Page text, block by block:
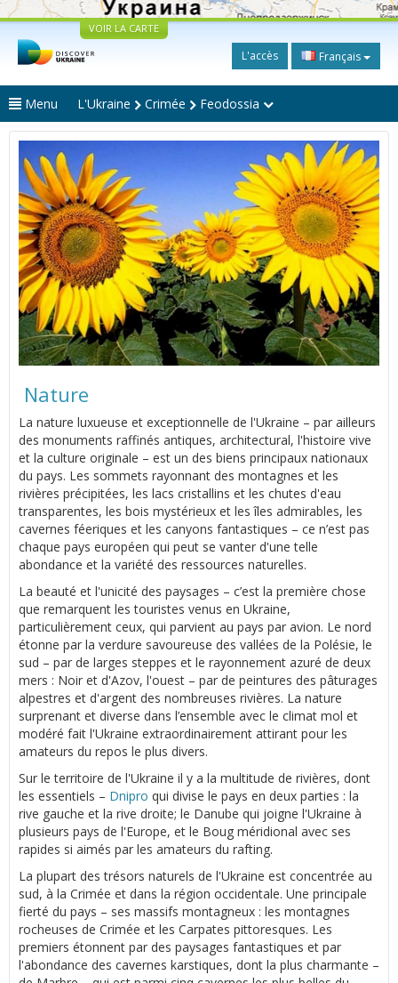
VOIR LA CARTE
L'accès Français
Menu L'Ukraine Crimée Feodossia
Nature
La nature luxueuse et exceptionnelle de l'Ukraine – par ailleurs
des monuments raffinés antiques, architectural, l'histoire vive
et la culture originale – est un des biens principaux nationaux
du pays. Les sommets rayonnant des montagnes et les
rivières précipitées, les lacs cristallins et les chutes d'eau
transparentes, les bois mystérieux et les îles admirables, les
cavernes féeriques et les canyons fantastiques – ce n’est pas
chaque pays européen qui peut se vanter d'une telle
abondance et la variété des ressources naturelles.
La beauté et l'unicité des paysages – c’est la première chose
que remarquent les touristes venus en Ukraine,
particulièrement ceux, qui parvient au pays par avion. Le nord
étonne par la verdure savoureuse des vallées de la Polésie, le
sud – par de larges steppes et le rayonnement azuré de deux
mers : Noir et d'Azov, l'ouest – par de peintures des pâturages
alpestres et d'argent des nombreuses rivières. La nature
surprenant et diverse dans l’ensemble avec le climat mol et
modéré fait l'Ukraine extraordinairement attirant pour les
amateurs du repos le plus divers.
Sur le territoire de l'Ukraine il y a la multitude de rivières, dont
les essentiels – Dnipro qui divise le pays en deux parties : la
rive gauche et la rive droite; le Danube qui joigne l'Ukraine à
plusieurs pays de l'Europe, et le Boug méridional avec ses
rapides si aimés par les amateurs du rafting.
La plupart des trésors naturels de l'Ukraine est concentrée au
sud, à la Crimée et dans la région occidentale. Une principale
fierté du pays – ses massifs montagneux : les montagnes
rocheuses de Crimée et les Carpates pittoresques. Les
premiers étonnent par des paysages fantastiques et par
l'abondance des cavernes karstiques, dont la plus charmante –